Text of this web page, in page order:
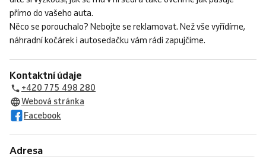
přímo do vašeho auta.
Něco se porouchalo? Nebojte se reklamovat. Než vše vyřídíme,
náhradní kočárek i autosedačku vám rádi zapujčíme.
Kontaktní údaje
+420 775 498 280
Webová stránka
Facebook
Adresa